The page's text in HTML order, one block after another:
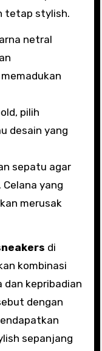
tetap stylish.
netral
pilih
desain yang
sepatu agar
yang
merusak
di
kombinasi
dan kepribadian
dengan
sepanjang